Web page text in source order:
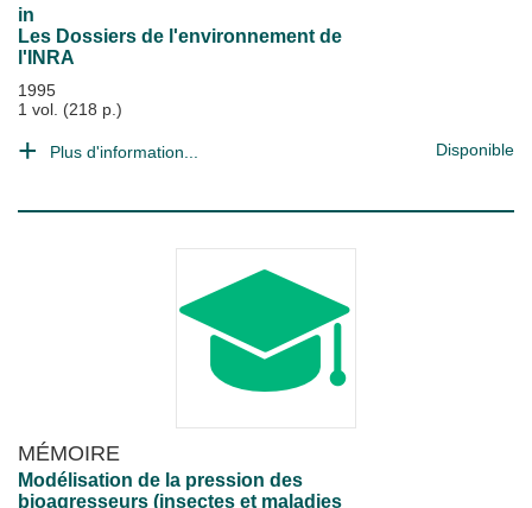
in
Les Dossiers de l'environnement de
l'INRA
1995
1 vol. (218 p.)
Plus d'information... Disponible
MÉMOIRE
Modélisation de la pression des
bioagresseurs (insectes et maladies